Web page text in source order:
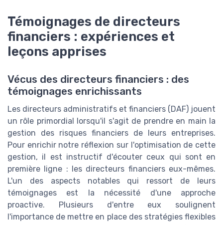
Témoignages de directeurs
financiers : expériences et
leçons apprises
Vécus des directeurs financiers : des
témoignages enrichissants
Les directeurs administratifs et financiers (DAF) jouent
un rôle primordial lorsqu'il s'agit de prendre en main la
gestion des risques financiers de leurs entreprises.
Pour enrichir notre réflexion sur l'optimisation de cette
gestion, il est instructif d'écouter ceux qui sont en
première ligne : les directeurs financiers eux-mêmes.
L'un des aspects notables qui ressort de leurs
témoignages est la nécessité d'une approche
proactive. Plusieurs d'entre eux soulignent
l'importance de mettre en place des stratégies flexibles